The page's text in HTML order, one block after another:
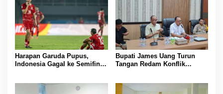
Harapan Garuda Pupus,
Indonesia Gagal ke Semifinal
Bupati James Uang Turun
Tangan Redam Konflik
Kerugian